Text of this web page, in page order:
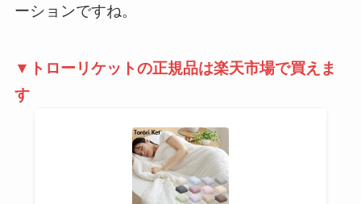
ーションですね。
▼トローリケットの正規品は楽天市場で買えま
す